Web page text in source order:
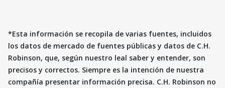
*Esta información se recopila de varias fuentes, incluidos
los datos de mercado de fuentes públicas y datos de C.H.
Robinson, que, según nuestro leal saber y entender, son
precisos y correctos. Siempre es la intención de nuestra
compañía presentar información precisa. C.H. Robinson no